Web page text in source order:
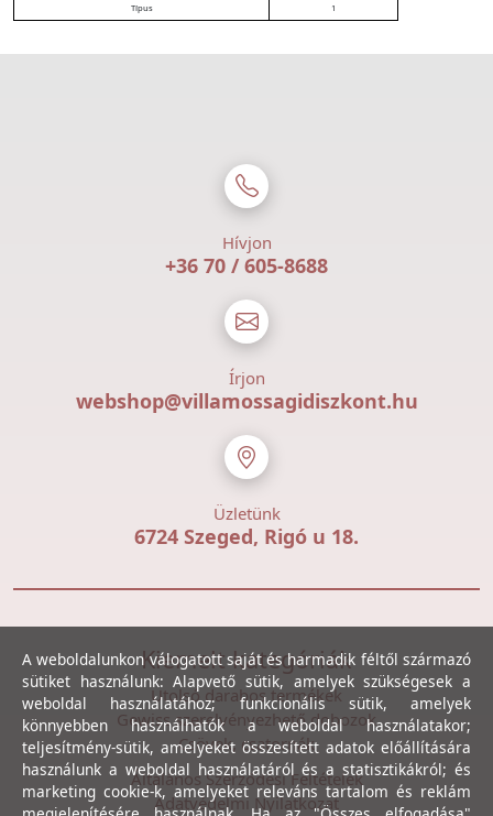
Típus 1
Hívjon
+36 70 / 605-8688
Írjon
webshop@villamossagidiszkont.hu
Üzletünk
6724 Szeged, Rigó u 18.
Kiemelt kategóriák
Utolsó darabos termékek
Gewiss szerelvényezhető dobozok
Csövek, csatornák
Általános Szerződési Feltételek
Adatvédelmi Nyilatkozat
A weboldalunkon válogatott saját és harmadik féltől származó
sütiket használunk: Alapvető sütik, amelyek szükségesek a
weboldal használatához; funkcionális sütik, amelyek
könnyebben használhatók a weboldal használatakor;
teljesítmény-sütik, amelyeket összesített adatok előállítására
használunk a weboldal használatáról és a statisztikákról; és
marketing cookie-k, amelyeket releváns tartalom és reklám